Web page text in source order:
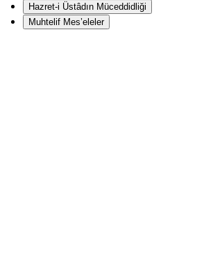
Hazret-i Üstâdın Müceddidliği
Muhtelif Mes’eleler